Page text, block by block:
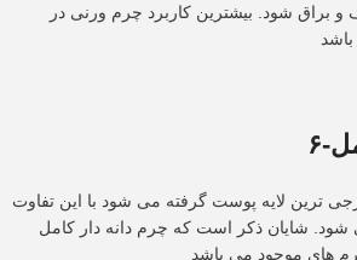
شود. بیشترین کاربرد چرم ورنی در
ترین لایه پوست گرفته می شود با این تفاوت
شایان ذکر است که چرم دانه دار کامل